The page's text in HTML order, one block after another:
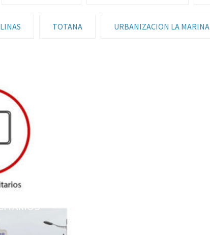
TOTANA URBANIZACION LA MARINA